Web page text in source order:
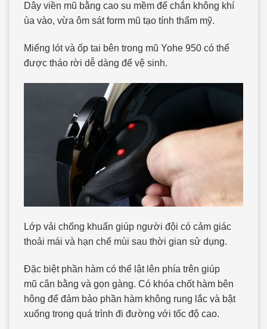
Dây viền mũ bằng cao su mềm để chắn không khí
ùa vào, vừa ôm sát form mũ tạo tính thẩm mỹ.
Miếng lót và ốp tai bên trong mũ Yohe 950 có thể
được tháo rời dễ dàng để vệ sinh.
Lớp vải chống khuẩn giúp người đội có cảm giác
thoải mái và hạn chế mùi sau thời gian sử dụng.
Đặc biệt phần hàm có thể lật lên phía trên giúp
mũ cân bằng và gọn gàng. Có khóa chốt hàm bên
hông để đảm bảo phần hàm không rung lắc và bật
xuống trong quá trình đi đường với tốc độ cao.